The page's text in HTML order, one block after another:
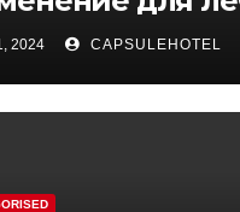
2024 CAPSULEHOTEL